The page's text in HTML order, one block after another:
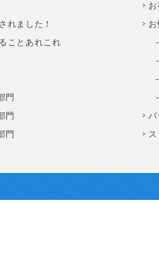
れました！
ことあれこれ
門
門
門
お
お
バ
ス